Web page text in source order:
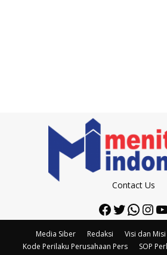
Contact Us
Facebook
Twitter
Media Siber Redaksi Visi dan Misi
Kode Perilaku Perusahaan Pers
SOP